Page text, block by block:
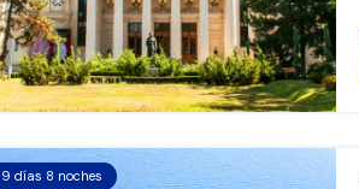
9 días 8 noches